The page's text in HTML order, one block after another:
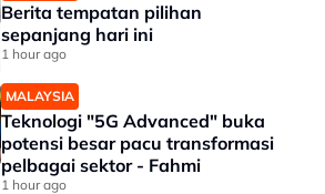
Berita tempatan pilihan
sepanjang hari ini
1 hour ago
MALAYSIA
Teknologi "5G Advanced" buka
potensi besar pacu transformasi
pelbagai sektor - Fahmi
1 hour ago